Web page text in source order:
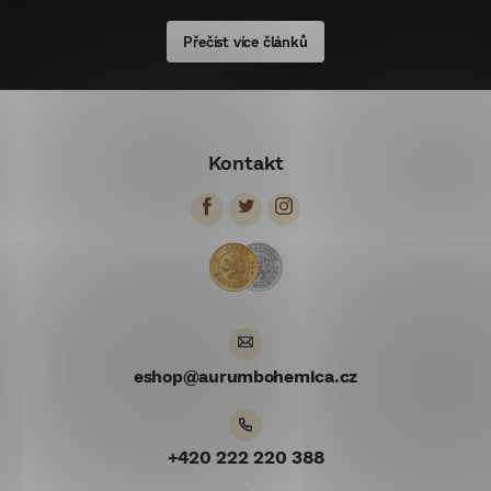
Přečíst více článků
Kontakt
eshop@aurumbohemica.cz
+420 222 220 388